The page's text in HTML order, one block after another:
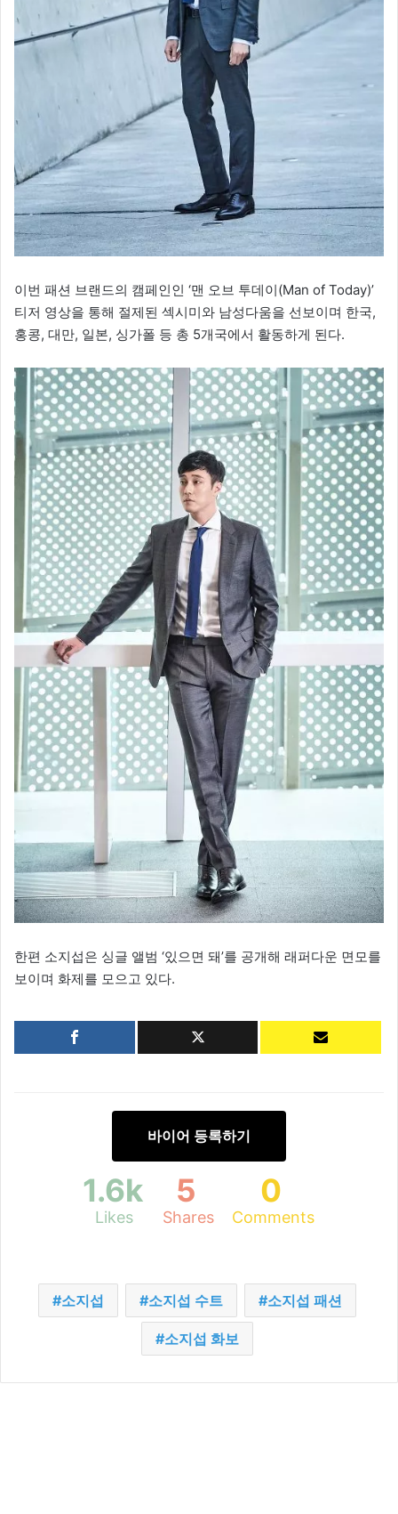
이번 패션 브랜드의 캠페인인 ‘맨 오브 투데이(Man of Today)’
티저 영상을 통해 절제된 섹시미와 남성다움을 선보이며 한국,
홍콩, 대만, 일본, 싱가폴 등 총 5개국에서 활동하게 된다.
한편 소지섭은 싱글 앨범 ‘있으면 돼’를 공개해 래퍼다운 면모를
보이며 화제를 모으고 있다.
바이어 등록하기
1.6k
Likes
5
Shares
0
Comments
소지섭 소지섭 수트 소지섭 패션
소지섭 화보